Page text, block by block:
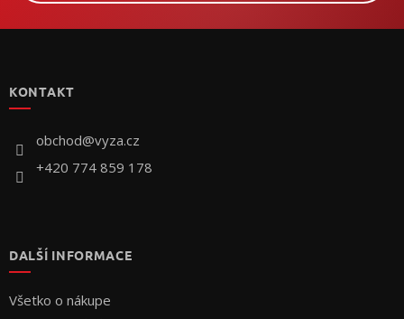
KONTAKT
obchod@vyza.cz
+420 774 859 178
DALŠÍ INFORMACE
Všetko o nákupe